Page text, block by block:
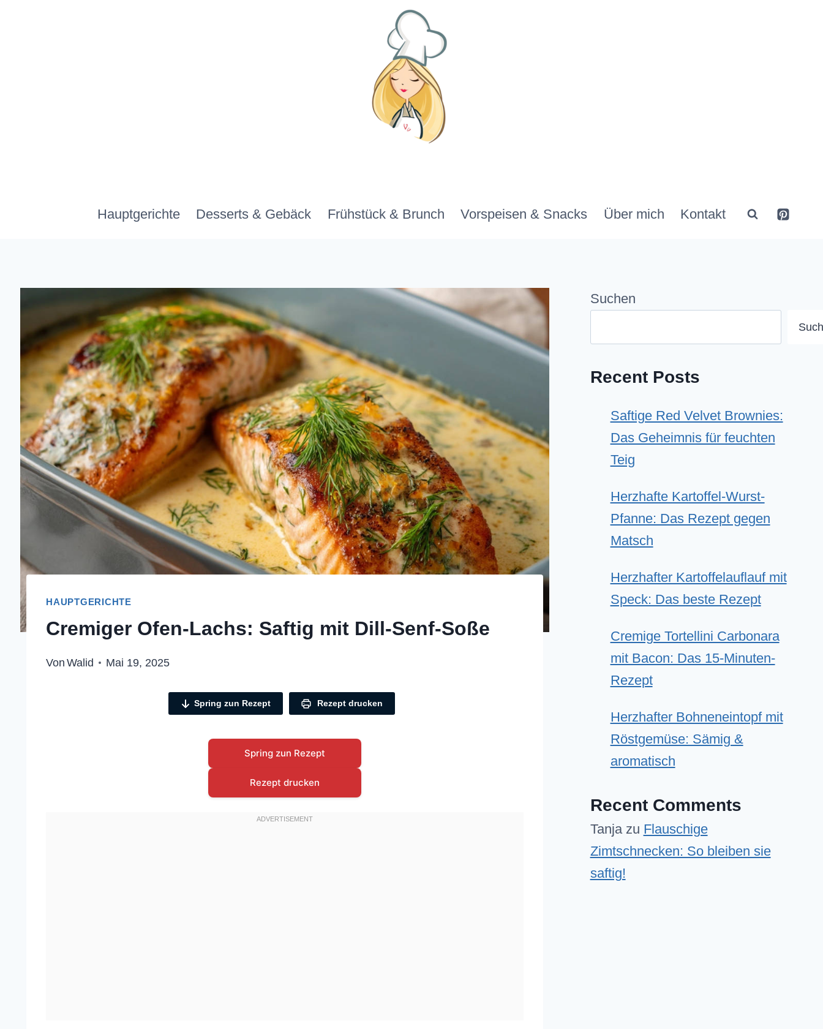
Hauptgerichte Desserts & Gebäck Frühstück & Brunch Vorspeisen & Snacks Über mich Kontakt
HAUPTGERICHTE
Cremiger Ofen-Lachs: Saftig mit Dill-Senf-Soße
Von Walid Mai 19, 2025
Spring zun Rezept Rezept drucken
Spring zun Rezept
Rezept drucken
Suchen
Recent Posts
Saftige Red Velvet Brownies:
Das Geheimnis für feuchten
Teig
Herzhafte Kartoffel-Wurst-
Pfanne: Das Rezept gegen
Matsch
Herzhafter Kartoffelauflauf mit
Speck: Das beste Rezept
Cremige Tortellini Carbonara
mit Bacon: Das 15-Minuten-
Rezept
Herzhafter Bohneneintopf mit
Röstgemüse: Sämig &
aromatisch
Recent Comments
Tanjazu Flauschige
Zimtschnecken: So bleiben sie
saftig!